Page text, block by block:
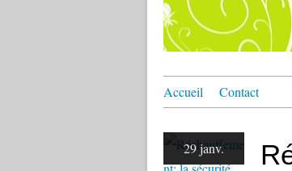
Accueil Contact
29 janv.